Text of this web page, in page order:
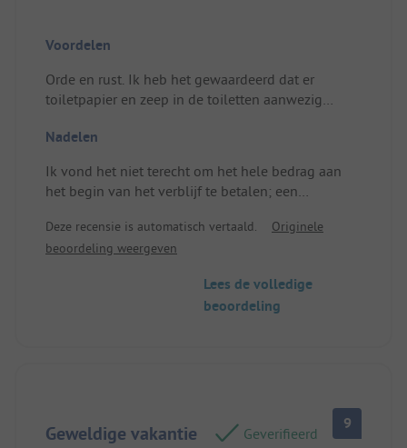
Voordelen
Orde en rust. Ik heb het gewaardeerd dat er
toiletpapier en zeep in de toiletten aanwezig
Het restaurant en de bar zijn heel goed en de
Plaats/verblijf te huur: Grote plaats voor campers
Nadelen
Ik vond het niet terecht om het hele bedrag aan
het begin van het verblijf te betalen; een
geweest.
Deze recensie is automatisch vertaald.
Originele
beoordeling weergeven
Lees de volledige
beoordeling
Geweldige vakantie
Geverifieerd
9